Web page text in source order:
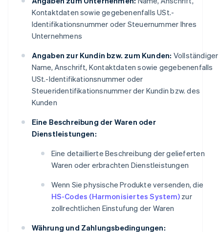
Kontaktdaten sowie gegebenenfalls USt.-
Identifikationsnummer oder Steuernummer Ihres
Unternehmens
Angaben zur Kundin bzw. zum Kunden: Vollständiger
Name, Anschrift, Kontaktdaten sowie gegebenenfalls
USt.-Identifikationsnummer oder
Steueridentifikationsnummer der Kundin bzw. des
Kunden
Eine Beschreibung der Waren oder
Dienstleistungen:
Eine detaillierte Beschreibung der gelieferten
Waren oder erbrachten Dienstleistungen
Wenn Sie physische Produkte versenden, die
HS-Codes (Harmonisiertes System)zur
zollrechtlichen Einstufung der Waren
Währung und Zahlungsbedingungen: